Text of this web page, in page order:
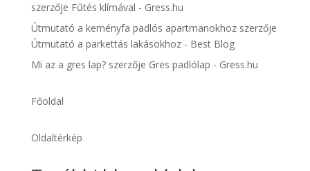
szerzője Fűtés klímával - Gress.hu
Útmutató a keményfa padlós apartmanokhozszerzője
Útmutató a parkettás lakásokhoz - Best Blog
Mi az a gres lap?szerzője Gres padlólap - Gress.hu
Főoldal
Oldaltérkép